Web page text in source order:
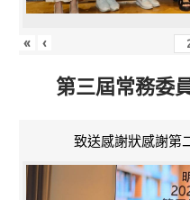
« ‹
第三屆常務
致送感謝狀感謝第